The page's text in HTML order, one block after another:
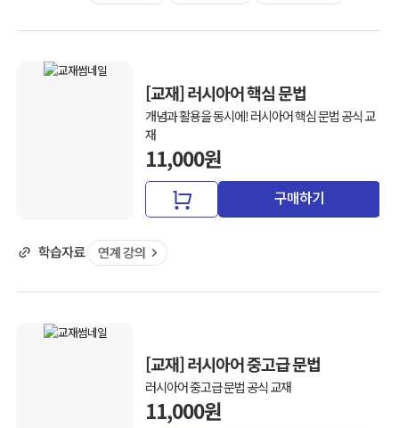
[교재] 러시아어 핵심 문법
개념과 활용을 동시에! 러시아어 핵심 문법 공식 교
재
11,000원
구매하기
[교재] 러시아어 중고급 문법
러시아어 중고급 문법 공식 교재
11,000원